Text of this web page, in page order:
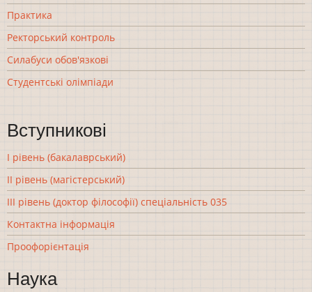
Практика
Ректорський контроль
Силабуси обов'язкові
Студентські олімпіади
Вступникові
І рівень (бакалаврський)
ІІ рівень (магістерський)
ІІІ рівень (доктор філософії) спеціальність 035
Контактна інформація
Проофорієнтація
Наука